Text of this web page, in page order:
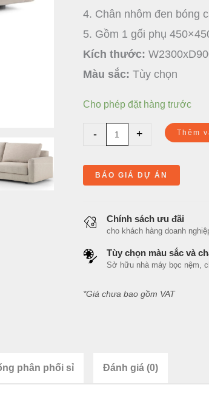
4. Chân nhôm đen bóng
5. Gồm 1 gối phụ
Kích thước:
Màu sắc: Tùy chọn
Cho phép đặt hàng trước
- + Thêm
BÁO GIÁ DỰ ÁN
Chính sách ưu đãi
cho khách hàng doanh
Tùy chọn màu sắc và
Sở hữu nhà máy bọc nệm,
*Giá chưa bao gồm VAT
phân phối sỉ Đánh giá (0)